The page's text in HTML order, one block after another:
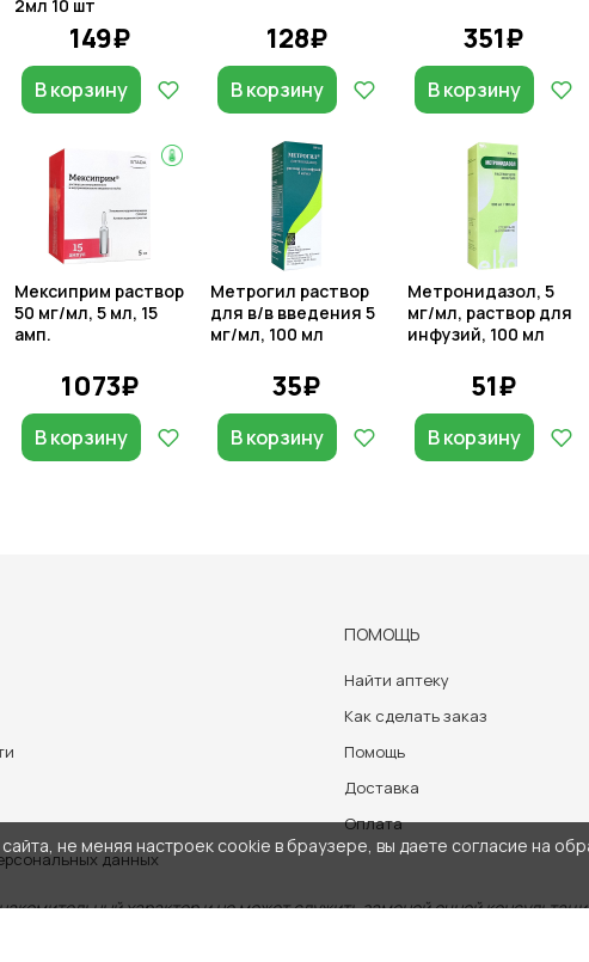
2мл 10 шт
149₽
В корзину
128₽
В корзину
351₽
В корзину
Мексиприм раствор
50 мг/мл, 5 мл, 15
амп.
1073₽
В корзину
Метрогил раствор
для в/в введения 5
мг/мл, 100 мл
35₽
В корзину
Метронидазол, 5
мг/мл, раствор для
инфузий, 100 мл
51₽
В корзину
не меняя настроек cookie в браузере, вы даете согласие на
данных
ПОМОЩЬ
Найти аптеку
Как сделать заказ
Помощь
Доставка
Оплата
характер и не может служить заменой очной